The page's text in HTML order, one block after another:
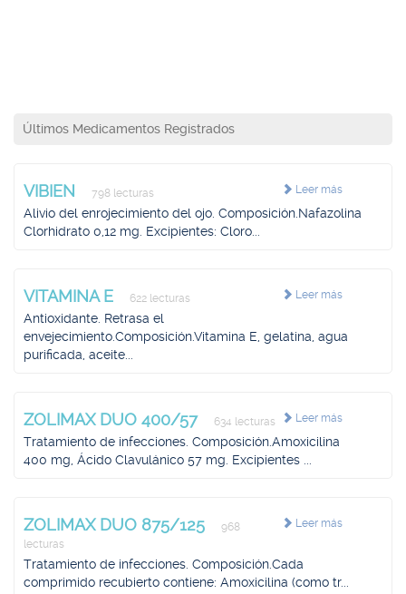
Últimos Medicamentos Registrados
Leer más
VIBIEN 798 lecturas
Alivio del enrojecimiento del ojo. Composición.Nafazolina
Clorhidrato 0,12 mg. Excipientes: Cloro...
Leer más
VITAMINA E 622 lecturas
Antioxidante. Retrasa el
envejecimiento.Composición.Vitamina E, gelatina, agua
purificada, aceite...
Leer más
ZOLIMAX DUO 400/57 634 lecturas
Tratamiento de infecciones. Composición.Amoxicilina
400 mg, Ácido Clavulánico 57 mg. Excipientes ...
Leer más
ZOLIMAX DUO 875/125
968
lecturas
Tratamiento de infecciones. Composición.Cada
comprimido recubierto contiene: Amoxicilina (como tr...